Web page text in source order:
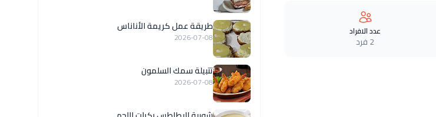
عدد الافراد
2 فرد
طريقة عمل كريمة الأناناس
2026-07-08
تتبيلة سمك السلمون
2026-07-08